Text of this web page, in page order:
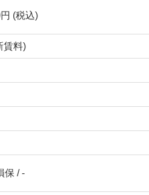
(税込)
賃料)
保 / -